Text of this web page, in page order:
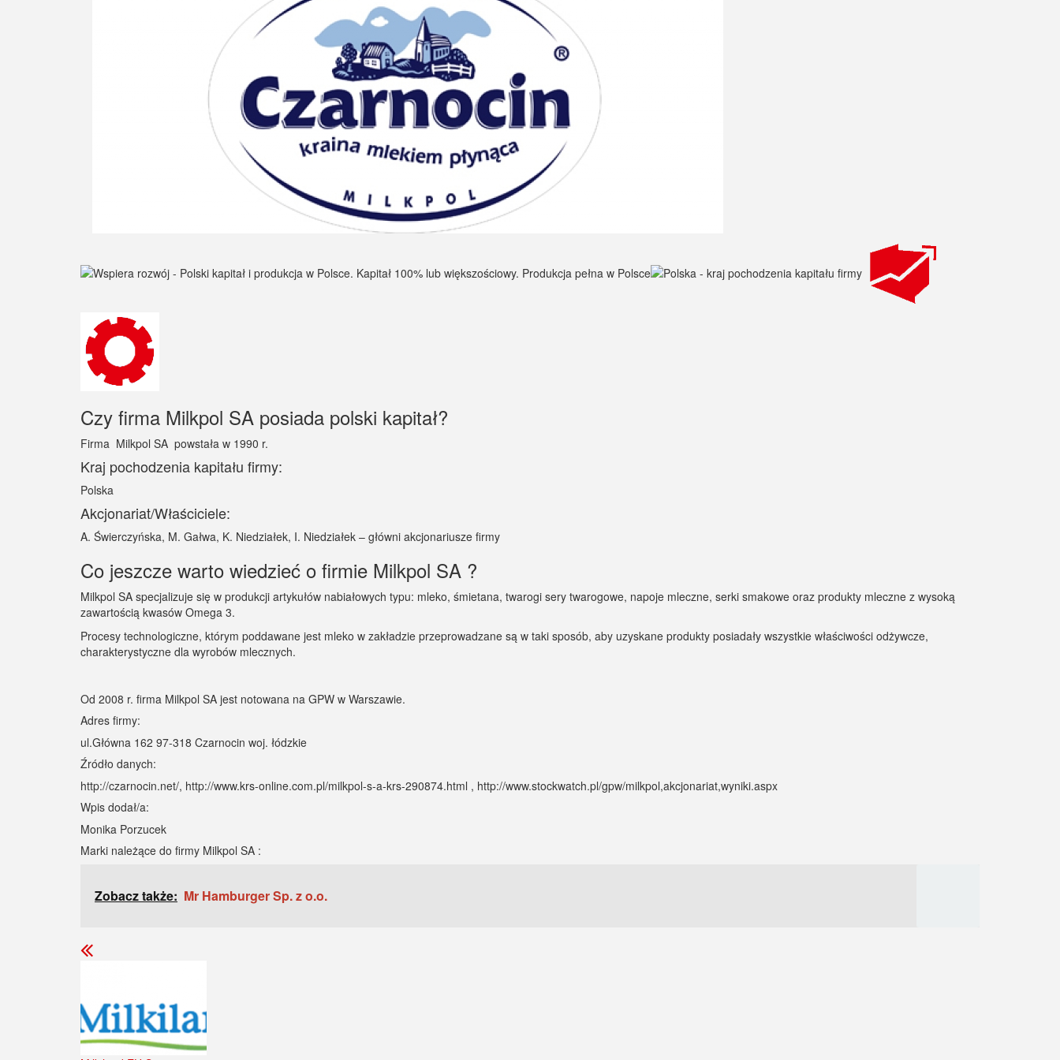
Czy firma Milkpol SA posiada polski kapitał?
Firma Milkpol SA powstała w 1990 r.
Kraj pochodzenia kapitału firmy:
Polska
Akcjonariat/Właściciele:
A. Świerczyńska, M. Gałwa, K. Niedziałek, I. Niedziałek – główni akcjonariusze firmy
Co jeszcze warto wiedzieć o firmie Milkpol SA ?
Milkpol SA specjalizuje się w produkcji artykułów nabiałowych typu: mleko, śmietana, twarogi sery twarogowe, napoje mleczne, serki smakowe oraz produkty mleczne z wysoką
zawartością kwasów Omega 3.
Procesy technologiczne, którym poddawane jest mleko w zakładzie przeprowadzane są w taki sposób, aby uzyskane produkty posiadały wszystkie właściwości odżywcze,
charakterystyczne dla wyrobów mlecznych.
Od 2008 r. firma Milkpol SA jest notowana na GPW w Warszawie.
Adres firmy:
ul.Główna 162 97-318 Czarnocin woj. łódzkie
Źródło danych:
http://czarnocin.net/, http://www.krs-online.com.pl/milkpol-s-a-krs-290874.html , http://www.stockwatch.pl/gpw/milkpol,akcjonariat,wyniki.aspx
Wpis dodał/a:
Monika Porzucek
Marki należące do firmy Milkpol SA :
Zobacz także: Mr Hamburger Sp. z o.o.